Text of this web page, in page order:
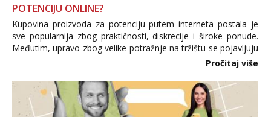
POTENCIJU ONLINE?
Kupovina proizvoda za potenciju putem interneta postala je
sve popularnija zbog praktičnosti, diskrecije i široke ponude.
Međutim, upravo zbog velike potražnje na tržištu se pojavljuju
i brojni krivotvoreni proizvodi, nepouzdane internetske
Pročitaj više